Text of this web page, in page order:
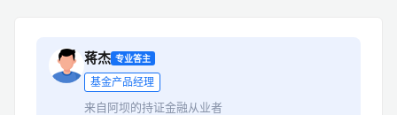
蒋杰 专业答主
基金产品经理
来自阿坝的持证金融从业者